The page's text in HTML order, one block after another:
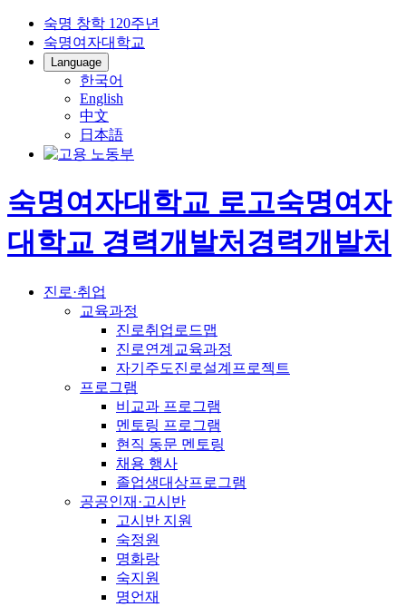
숙명 창학 120주년
숙명여자대학교
Language
한국어
English
中文
日本語
숙명여자대학교 로고숙명여자
대학교 경력개발처경력개발처
진로·취업
교육과정
진로취업로드맵
진로연계교육과정
자기주도진로설계프로젝트
프로그램
비교과 프로그램
멘토링 프로그램
현직 동문 멘토링
채용 행사
졸업생대상프로그램
공공인재·고시반
고시반 지원
숙정원
명화랑
숙지원
명언재